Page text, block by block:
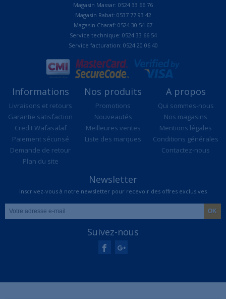
Magasin Massar: 0524 33 66 76
Magasin Rabat: 0537 77 93 42
Magasin Charaf: 0524 30 54 67
Service technique: 0524 33 66 54
Service facturation: 0524 20 06 40
Informations
Livraisons et retours
Garantie satisfaction
Credit Wafasalaf
Paiement sécurisé
Demande de retour
Plan du site
Nos produits
Promotions
Nouveautés
Meilleures ventes
Liste des marques
A propos
Qui sommes-nous
Nos magasins
Mentions légales
Conditions générales
Contactez-nous
Newsletter
Inscrivez-vous à notre newsletter pour recevoir des offres exclusives
Suivez-nous